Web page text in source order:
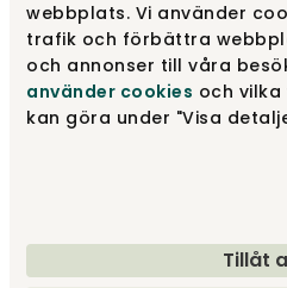
webbplats. Vi använder
trafik och förbättra
och annonser till våra
använder cookies och vilka
kan göra under "Visa
Tillåt
Svart
Visa fler